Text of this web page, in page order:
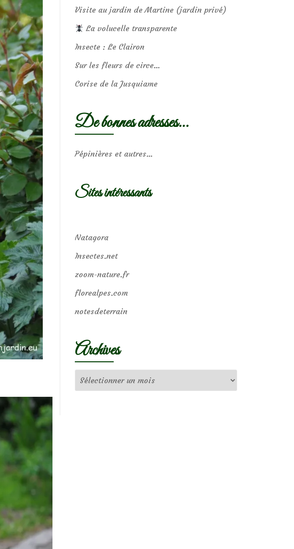
Visite au jardin de Martine (jardin privé)
La volucelle transparente
Insecte : Le Clairon
Sur les fleurs de circe…
Corise de la Jusquiame
De bonnes adresses…
Pépinières et autres…
Sites intéressants
Natagora
Insectes.net
zoom-nature.fr
florealpes.com
notesdeterrain
Archives
Archives